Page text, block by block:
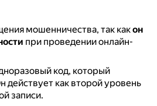
мошенничества, так какон
при проведении онлайн-
код, который
действует как второй уровень
записи.